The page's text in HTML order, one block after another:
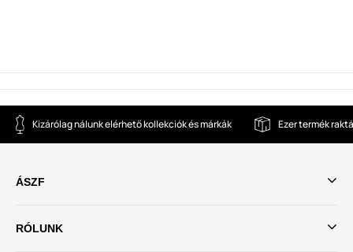
Kizárólag nálunk elérhető kollekciók és márkák Ezer termék
ÁSZF
RÓLUNK